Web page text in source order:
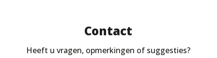
Contact
Heeft u vragen, opmerkingen of suggesties?